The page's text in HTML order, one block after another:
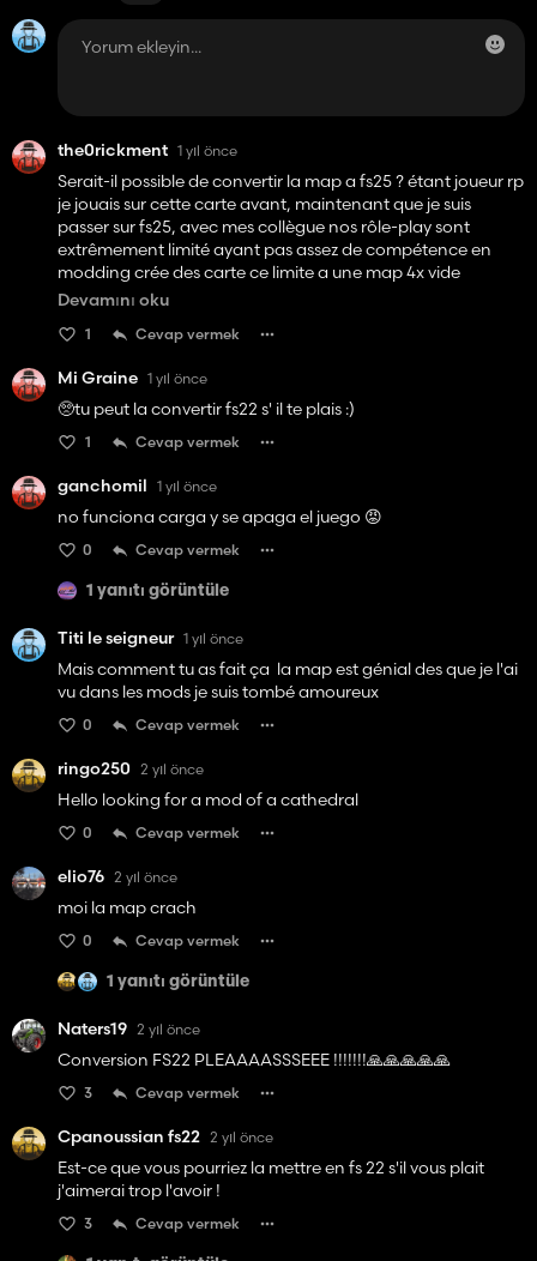
the0rickment 1 yıl önce
Serait-il possible de convertir la map a fs25 ? étant joueur rp
je jouais sur cette carte avant, maintenant que je suis
passer sur fs25, avec mes collègue nos rôle-play sont
extrêmement limité ayant pas assez de compétence en
modding crée des carte ce limite a une map 4x vide
quelque mode pas si fou et l'outils personalisation de base
editor je n'y comprend rien meme si expliqué par des tuto
finalement,
Devamını oku
1 Cevap vermek
Mi Graine 1 yıl önce
🥺tu peut la convertir fs22 s' il te plais :)
1 Cevap vermek
ganchomil 1 yıl önce
no funciona carga y se apaga el juego 😡
0 Cevap vermek
1 yanıtı görüntüle
Titi le seigneur 1 yıl önce
Mais comment tu as fait ça la map est génial des que je l'ai
vu dans les mods je suis tombé amoureux
0 Cevap vermek
ringo250 2 yıl önce
Hello looking for a mod of a cathedral
0 Cevap vermek
elio76 2 yıl önce
moi la map crach
0 Cevap vermek
1 yanıtı görüntüle
Naters19 2 yıl önce
Conversion FS22 PLEAAAASSSEEE !!!!!!!🙏🙏🙏🙏🙏
3 Cevap vermek
Cpanoussian fs22 2 yıl önce
Est-ce que vous pourriez la mettre en fs 22 s'il vous plait
j'aimerai trop l'avoir !
3 Cevap vermek